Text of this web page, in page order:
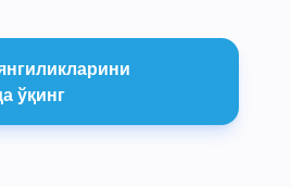
ўқинг